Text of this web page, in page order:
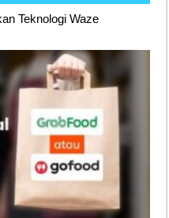
Teknologi Waze